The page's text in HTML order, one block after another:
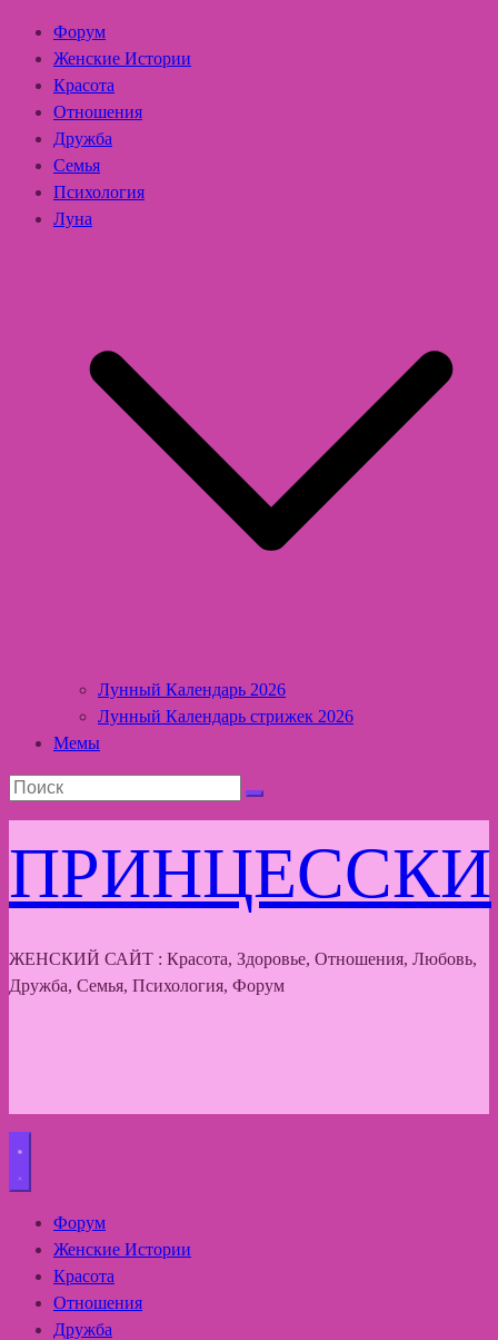
Форум
Женские Истории
Красота
Отношения
Дружба
Семья
Психология
Луна
Лунный Календарь 2026
Лунный Календарь стрижек 2026
Мемы
ПРИНЦЕССКИ
ЖЕНСКИЙ САЙТ : Красота, Здоровье, Отношения, Любовь,
Дружба, Семья, Психология, Форум
Форум
Женские Истории
Красота
Отношения
Дружба